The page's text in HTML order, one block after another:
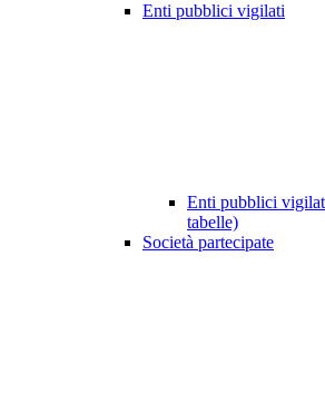
Enti pubblici vigilati
Enti pubblici
tabelle)
Società partecipate